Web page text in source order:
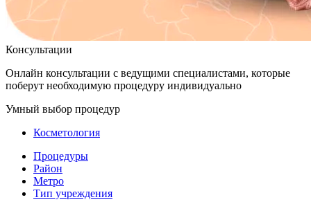
Консультации
Онлайн консультации с ведущими специалистами, которые
поберут необходимую процедуру индивидуально
Умный выбор процедур
Косметология
Процедуры
Район
Метро
Тип учреждения